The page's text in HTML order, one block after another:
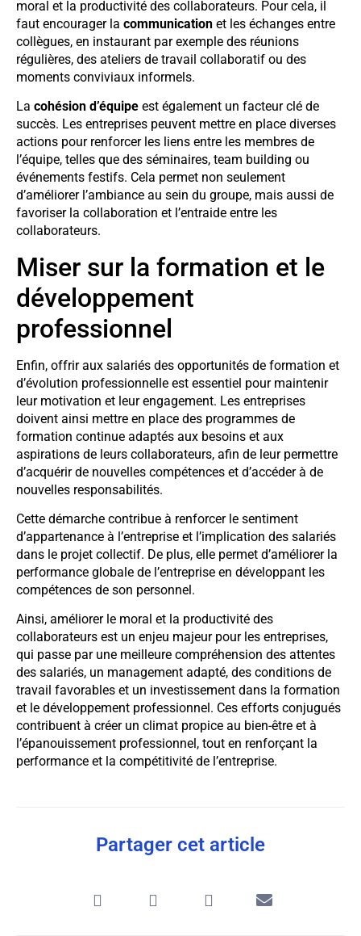
moral et la productivité des collaborateurs. Pour cela, il
faut encourager la communication et les échanges entre
collègues, en instaurant par exemple des réunions
régulières, des ateliers de travail collaboratif ou des
moments conviviaux informels.
La cohésion d’équipe est également un facteur clé de
succès. Les entreprises peuvent mettre en place diverses
actions pour renforcer les liens entre les membres de
l’équipe, telles que des séminaires, team building ou
événements festifs. Cela permet non seulement
d’améliorer l’ambiance au sein du groupe, mais aussi de
favoriser la collaboration et l’entraide entre les
collaborateurs.
Miser sur la formation et le
développement
professionnel
Enfin, offrir aux salariés des opportunités de formation et
d’évolution professionnelle est essentiel pour maintenir
leur motivation et leur engagement. Les entreprises
doivent ainsi mettre en place des programmes de
formation continue adaptés aux besoins et aux
aspirations de leurs collaborateurs, afin de leur permettre
d’acquérir de nouvelles compétences et d’accéder à de
nouvelles responsabilités.
Cette démarche contribue à renforcer le sentiment
d’appartenance à l’entreprise et l’implication des salariés
dans le projet collectif. De plus, elle permet d’améliorer la
performance globale de l’entreprise en développant les
compétences de son personnel.
Ainsi, améliorer le moral et la productivité des
collaborateurs est un enjeu majeur pour les entreprises,
qui passe par une meilleure compréhension des attentes
des salariés, un management adapté, des conditions de
travail favorables et un investissement dans la formation
et le développement professionnel. Ces efforts conjugués
contribuent à créer un climat propice au bien-être et à
l’épanouissement professionnel, tout en renforçant la
performance et la compétitivité de l’entreprise.
Partager cet article